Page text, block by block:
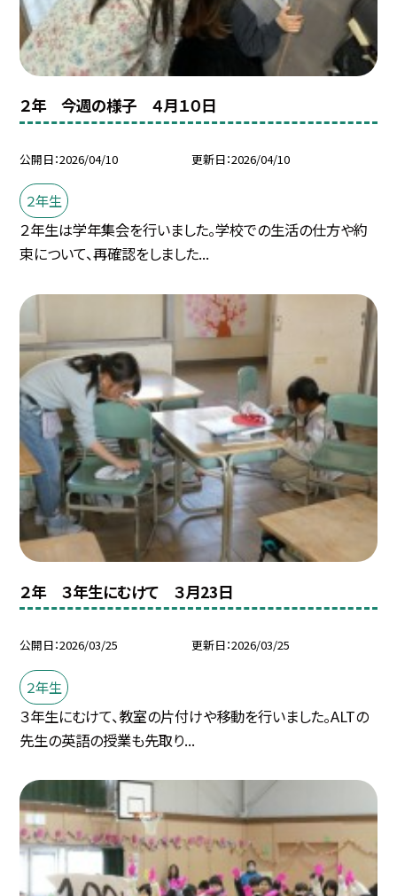
２年 今週の様子 ４月１０日
公開日 2026/04/10 更新日 2026/04/10
２年生
２年生は学年集会を行いました。学校での生活の仕方や約
束について、再確認をしました...
２年 ３年生にむけて ３月23日
公開日 2026/03/25 更新日 2026/03/25
２年生
３年生にむけて、教室の片付けや移動を行いました。ALTの
先生の英語の授業も先取り...